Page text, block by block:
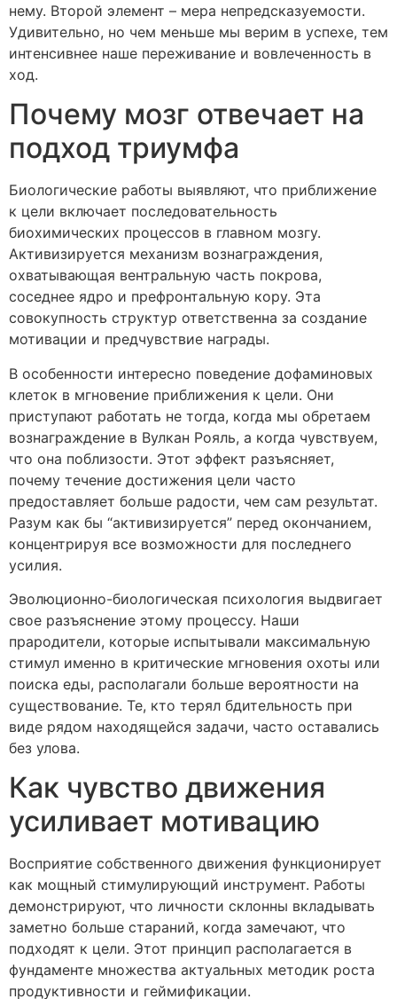
нему. Второй элемент – мера непредсказуемости.
Удивительно, но чем меньше мы верим в успехе, тем
интенсивнее наше переживание и вовлеченность в
ход.
Почему мозг отвечает на
подход триумфа
Биологические работы выявляют, что приближение
к цели включает последовательность
биохимических процессов в главном мозгу.
Активизируется механизм вознаграждения,
охватывающая вентральную часть покрова,
соседнее ядро и префронтальную кору. Эта
совокупность структур ответственна за создание
мотивации и предчувствие награды.
В особенности интересно поведение дофаминовых
клеток в мгновение приближения к цели. Они
приступают работать не тогда, когда мы обретаем
вознаграждение в Вулкан Рояль, а когда чувствуем,
что она поблизости. Этот эффект разъясняет,
почему течение достижения цели часто
предоставляет больше радости, чем сам результат.
Разум как бы “активизируется” перед окончанием,
концентрируя все возможности для последнего
усилия.
Эволюционно-биологическая психология выдвигает
свое разъяснение этому процессу. Наши
прародители, которые испытывали максимальную
стимул именно в критические мгновения охоты или
поиска еды, располагали больше вероятности на
существование. Те, кто терял бдительность при
виде рядом находящейся задачи, часто оставались
без улова.
Как чувство движения
усиливает мотивацию
Восприятие собственного движения функционирует
как мощный стимулирующий инструмент. Работы
демонстрируют, что личности склонны вкладывать
заметно больше стараний, когда замечают, что
подходят к цели. Этот принцип располагается в
фундаменте множества актуальных методик роста
продуктивности и геймификации.